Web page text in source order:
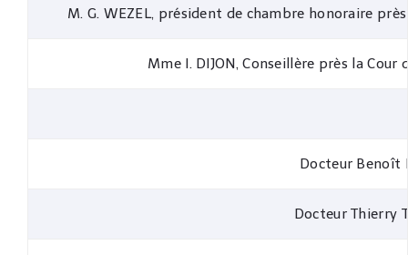
M. G. WEZEL, président de chambre honoraire
Mme I. DIJON, Conseillère près la
Docteur Benoît
Docteur Thierry